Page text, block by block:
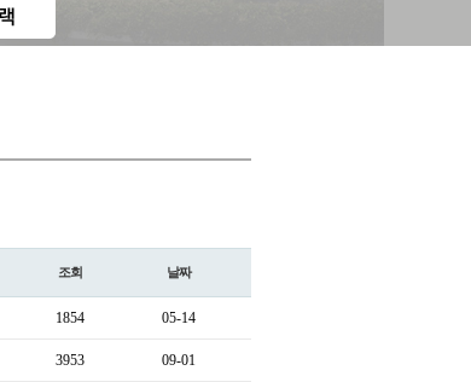
조회 날짜
1854 05-14
3953 09-01